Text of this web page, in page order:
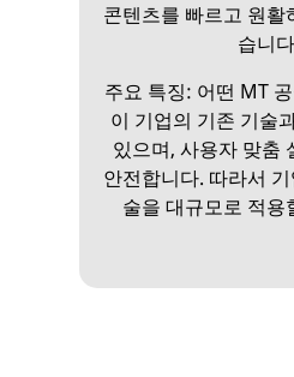
콘텐츠를 빠르고 원활
습니
주요 특징: 어떤 MT
이 기업의 기존 기술
있으며, 사용자 맞춤
안전합니다. 따라서
술을 대규모로 적용